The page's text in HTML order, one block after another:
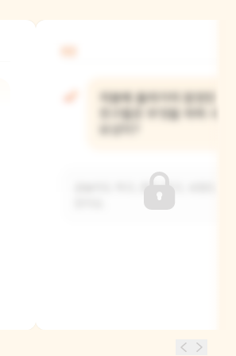
지붕에 올라가지 않았던
친구들은 무엇을 하며 시간을
공놀이도 하고, 밥도 먹고, 낮잠도